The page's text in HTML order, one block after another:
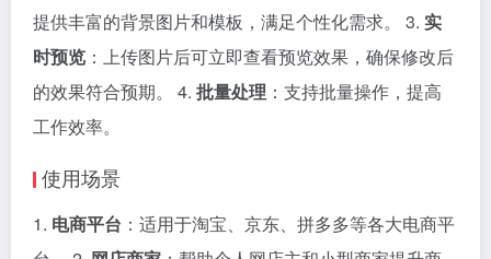
提供丰富的背景图片和模板，满足个性化需求。 3. 实
时预览 ：上传图片后可立即查看预览效果，确保修改后
的效果符合预期。 4. 批量处理 ：支持批量操作，提高
工作效率。
使用场景
1. 电商平台 ：适用于淘宝、京东、拼多多等各大电商平